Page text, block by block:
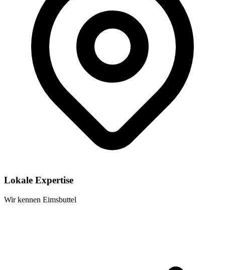
Lokale Expertise
Wir kennen Eimsbuttel